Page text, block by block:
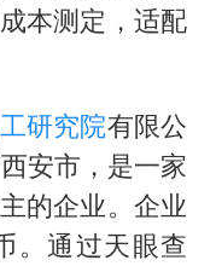
本测定，适配
研究院有限公
安市，是一家
的企业。企业
。通过天眼查